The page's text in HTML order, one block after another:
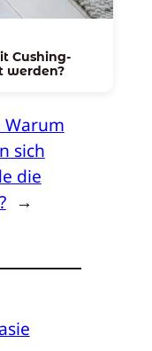
Cushing-
werden?
Warum
sich
die
→